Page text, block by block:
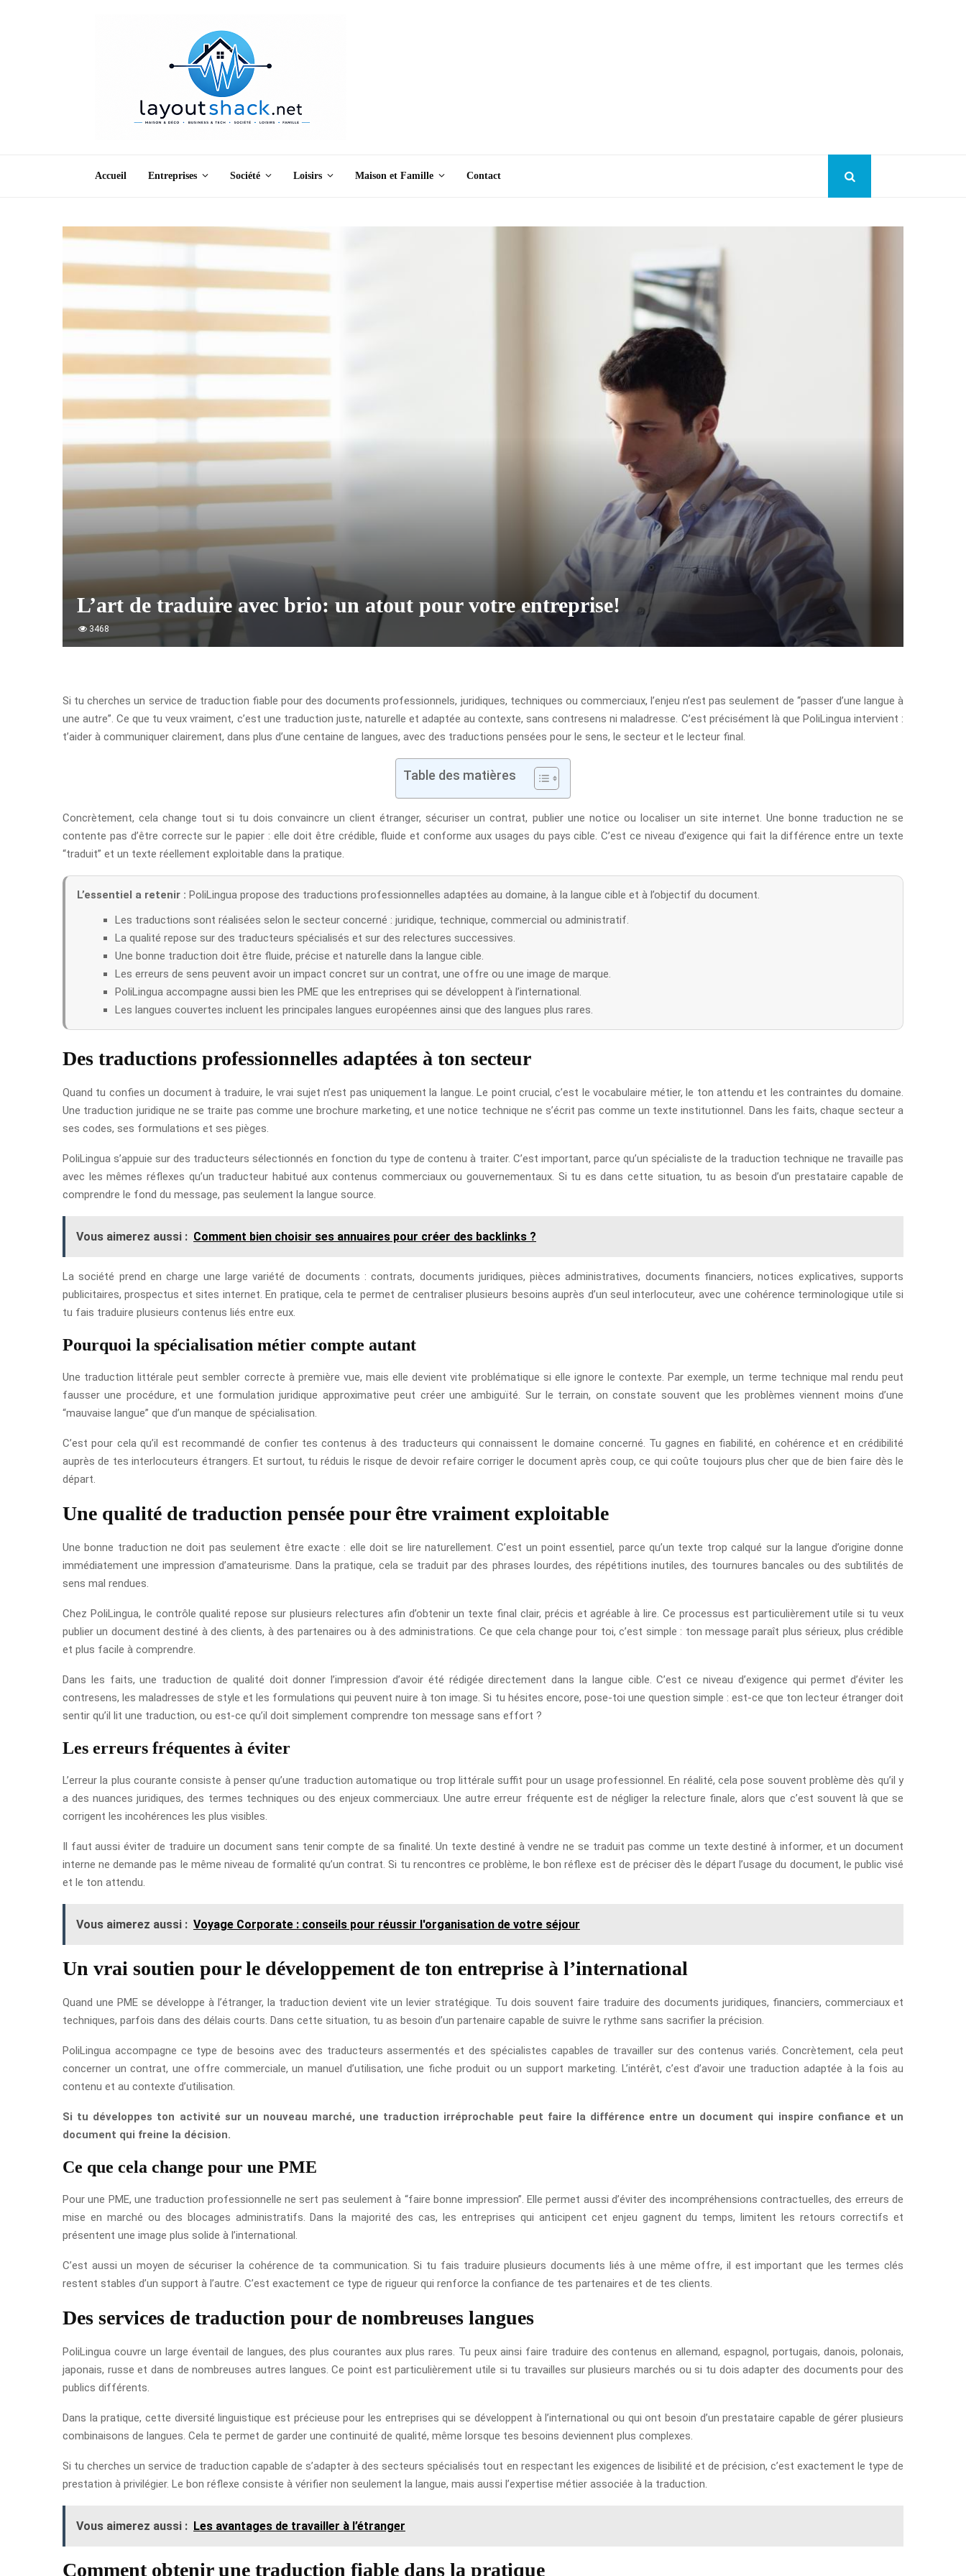
Accueil Entreprises Société Loisirs Maison et Famille Contact
L’art de traduire avec brio: un atout pour votre entreprise!
3468
Si tu cherches un service de traduction fiable pour des documents professionnels, juridiques, techniques ou commerciaux, l’enjeu n’est pas seulement de “passer d’une langue à
une autre”. Ce que tu veux vraiment, c’est une traduction juste, naturelle et adaptée au contexte, sans contresens ni maladresse. C’est précisément là que PoliLingua intervient :
t’aider à communiquer clairement, dans plus d’une centaine de langues, avec des traductions pensées pour le sens, le secteur et le lecteur final.
Table des matières
Concrètement, cela change tout si tu dois convaincre un client étranger, sécuriser un contrat, publier une notice ou localiser un site internet. Une bonne traduction ne se
contente pas d’être correcte sur le papier : elle doit être crédible, fluide et conforme aux usages du pays cible. C’est ce niveau d’exigence qui fait la différence entre un texte
“traduit” et un texte réellement exploitable dans la pratique.
L’essentiel a retenir : PoliLingua propose des traductions professionnelles adaptées au domaine, à la langue cible et à l’objectif du document.
Les traductions sont réalisées selon le secteur concerné : juridique, technique, commercial ou administratif.
La qualité repose sur des traducteurs spécialisés et sur des relectures successives.
Une bonne traduction doit être fluide, précise et naturelle dans la langue cible.
Les erreurs de sens peuvent avoir un impact concret sur un contrat, une offre ou une image de marque.
PoliLingua accompagne aussi bien les PME que les entreprises qui se développent à l’international.
Les langues couvertes incluent les principales langues européennes ainsi que des langues plus rares.
Des traductions professionnelles adaptées à ton secteur
Quand tu confies un document à traduire, le vrai sujet n’est pas uniquement la langue. Le point crucial, c’est le vocabulaire métier, le ton attendu et les contraintes du domaine.
Une traduction juridique ne se traite pas comme une brochure marketing, et une notice technique ne s’écrit pas comme un texte institutionnel. Dans les faits, chaque secteur a
ses codes, ses formulations et ses pièges.
PoliLingua s’appuie sur des traducteurs sélectionnés en fonction du type de contenu à traiter. C’est important, parce qu’un spécialiste de la traduction technique ne travaille pas
avec les mêmes réflexes qu’un traducteur habitué aux contenus commerciaux ou gouvernementaux. Si tu es dans cette situation, tu as besoin d’un prestataire capable de
comprendre le fond du message, pas seulement la langue source.
Vous aimerez aussi : Comment bien choisir ses annuaires pour créer des backlinks ?
La société prend en charge une large variété de documents : contrats, documents juridiques, pièces administratives, documents financiers, notices explicatives, supports
publicitaires, prospectus et sites internet. En pratique, cela te permet de centraliser plusieurs besoins auprès d’un seul interlocuteur, avec une cohérence terminologique utile si
tu fais traduire plusieurs contenus liés entre eux.
Pourquoi la spécialisation métier compte autant
Une traduction littérale peut sembler correcte à première vue, mais elle devient vite problématique si elle ignore le contexte. Par exemple, un terme technique mal rendu peut
fausser une procédure, et une formulation juridique approximative peut créer une ambiguïté. Sur le terrain, on constate souvent que les problèmes viennent moins d’une
“mauvaise langue” que d’un manque de spécialisation.
C’est pour cela qu’il est recommandé de confier tes contenus à des traducteurs qui connaissent le domaine concerné. Tu gagnes en fiabilité, en cohérence et en crédibilité
auprès de tes interlocuteurs étrangers. Et surtout, tu réduis le risque de devoir refaire corriger le document après coup, ce qui coûte toujours plus cher que de bien faire dès le
départ.
Une qualité de traduction pensée pour être vraiment exploitable
Une bonne traduction ne doit pas seulement être exacte : elle doit se lire naturellement. C’est un point essentiel, parce qu’un texte trop calqué sur la langue d’origine donne
immédiatement une impression d’amateurisme. Dans la pratique, cela se traduit par des phrases lourdes, des répétitions inutiles, des tournures bancales ou des subtilités de
sens mal rendues.
Chez PoliLingua, le contrôle qualité repose sur plusieurs relectures afin d’obtenir un texte final clair, précis et agréable à lire. Ce processus est particulièrement utile si tu veux
publier un document destiné à des clients, à des partenaires ou à des administrations. Ce que cela change pour toi, c’est simple : ton message paraît plus sérieux, plus crédible
et plus facile à comprendre.
Dans les faits, une traduction de qualité doit donner l’impression d’avoir été rédigée directement dans la langue cible. C’est ce niveau d’exigence qui permet d’éviter les
contresens, les maladresses de style et les formulations qui peuvent nuire à ton image. Si tu hésites encore, pose-toi une question simple : est-ce que ton lecteur étranger doit
sentir qu’il lit une traduction, ou est-ce qu’il doit simplement comprendre ton message sans effort ?
Les erreurs fréquentes à éviter
L’erreur la plus courante consiste à penser qu’une traduction automatique ou trop littérale suffit pour un usage professionnel. En réalité, cela pose souvent problème dès qu’il y
a des nuances juridiques, des termes techniques ou des enjeux commerciaux. Une autre erreur fréquente est de négliger la relecture finale, alors que c’est souvent là que se
corrigent les incohérences les plus visibles.
Il faut aussi éviter de traduire un document sans tenir compte de sa finalité. Un texte destiné à vendre ne se traduit pas comme un texte destiné à informer, et un document
interne ne demande pas le même niveau de formalité qu’un contrat. Si tu rencontres ce problème, le bon réflexe est de préciser dès le départ l’usage du document, le public visé
et le ton attendu.
Vous aimerez aussi : Voyage Corporate : conseils pour réussir l'organisation de votre séjour
Un vrai soutien pour le développement de ton entreprise à l’international
Quand une PME se développe à l’étranger, la traduction devient vite un levier stratégique. Tu dois souvent faire traduire des documents juridiques, financiers, commerciaux et
techniques, parfois dans des délais courts. Dans cette situation, tu as besoin d’un partenaire capable de suivre le rythme sans sacrifier la précision.
PoliLingua accompagne ce type de besoins avec des traducteurs assermentés et des spécialistes capables de travailler sur des contenus variés. Concrètement, cela peut
concerner un contrat, une offre commerciale, un manuel d’utilisation, une fiche produit ou un support marketing. L’intérêt, c’est d’avoir une traduction adaptée à la fois au
contenu et au contexte d’utilisation.
Si tu développes ton activité sur un nouveau marché, une traduction irréprochable peut faire la différence entre un document qui inspire confiance et un
document qui freine la décision.
Ce que cela change pour une PME
Pour une PME, une traduction professionnelle ne sert pas seulement à “faire bonne impression”. Elle permet aussi d’éviter des incompréhensions contractuelles, des erreurs de
mise en marché ou des blocages administratifs. Dans la majorité des cas, les entreprises qui anticipent cet enjeu gagnent du temps, limitent les retours correctifs et
présentent une image plus solide à l’international.
C’est aussi un moyen de sécuriser la cohérence de ta communication. Si tu fais traduire plusieurs documents liés à une même offre, il est important que les termes clés
restent stables d’un support à l’autre. C’est exactement ce type de rigueur qui renforce la confiance de tes partenaires et de tes clients.
Des services de traduction pour de nombreuses langues
PoliLingua couvre un large éventail de langues, des plus courantes aux plus rares. Tu peux ainsi faire traduire des contenus en allemand, espagnol, portugais, danois, polonais,
japonais, russe et dans de nombreuses autres langues. Ce point est particulièrement utile si tu travailles sur plusieurs marchés ou si tu dois adapter des documents pour des
publics différents.
Dans la pratique, cette diversité linguistique est précieuse pour les entreprises qui se développent à l’international ou qui ont besoin d’un prestataire capable de gérer plusieurs
combinaisons de langues. Cela te permet de garder une continuité de qualité, même lorsque tes besoins deviennent plus complexes.
Si tu cherches un service de traduction capable de s’adapter à des secteurs spécialisés tout en respectant les exigences de lisibilité et de précision, c’est exactement le type de
prestation à privilégier. Le bon réflexe consiste à vérifier non seulement la langue, mais aussi l’expertise métier associée à la traduction.
Vous aimerez aussi : Les avantages de travailler à l’étranger
Comment obtenir une traduction fiable dans la pratique